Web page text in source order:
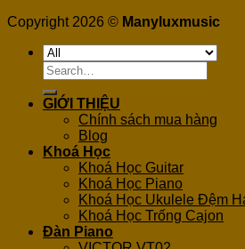
Copyright 2026 © Manyluxmusic
Search
for:
GIỚI THIỆU
Chính sách mua hàng
Blog
Khoá Học
Khoá Học Guitar
Khoá Học Piano
Khoá Học Ukulele Đệm
Khoá Học Trống Cajon
Đàn Piano